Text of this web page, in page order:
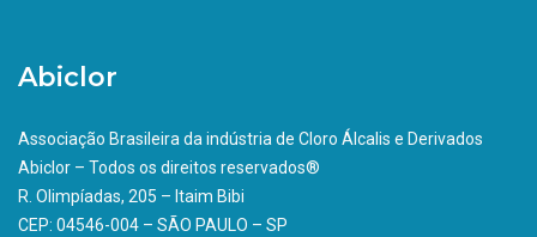
Abiclor
Associação Brasileira da indústria de Cloro Álcalis e Derivados
Abiclor – Todos os direitos reservados®
R. Olimpíadas, 205 – Itaim Bibi
CEP: 04546-004 – SÃO PAULO – SP